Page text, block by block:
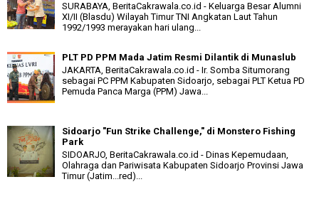
SURABAYA, BeritaCakrawala.co.id - Keluarga Besar Alumni
XI/II (Blasdu) Wilayah Timur TNI Angkatan Laut Tahun
1992/1993 merayakan hari ulang...
PLT PD PPM Mada Jatim Resmi Dilantik di Munaslub
JAKARTA, BeritaCakrawala.co.id - Ir. Somba Situmorang
sebagai PC PPM Kabupaten Sidoarjo, sebagai PLT Ketua PD
Pemuda Panca Marga (PPM) Jawa...
Sidoarjo "Fun Strike Challenge," di Monstero Fishing
Park
SIDOARJO, BeritaCakrawala.co.id - Dinas Kepemudaan,
Olahraga dan Pariwisata Kabupaten Sidoarjo Provinsi Jawa
Timur (Jatim...red)...